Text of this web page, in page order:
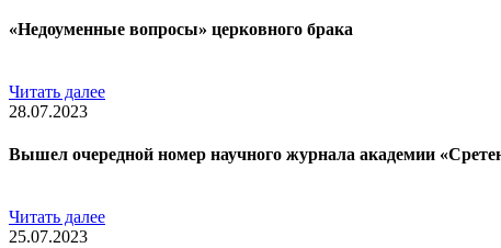
«Недоуменные вопросы» церковного брака
Читать далее
28.07.2023
Вышел очередной номер научного журнала академии
Читать далее
25.07.2023